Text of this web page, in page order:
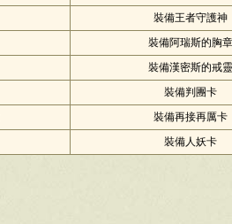
裝備王者守護神
裝備阿瑞斯的胸章
裝備漢密斯的戒靈
裝備判團卡
裝備再接再厲卡
裝備人妖卡